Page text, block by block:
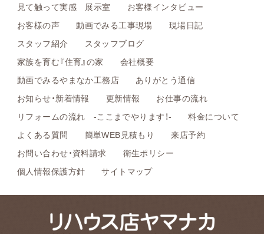
見て触って実感 展示室
お客様インタビュー
お客様の声
動画でみる工事現場
現場日記
スタッフ紹介
スタッフブログ
家族を育む『住育』の家
会社概要
動画でみるやまなか工務店
ありがとう通信
お知らせ・新着情報
更新情報
お仕事の流れ
リフォームの流れ -ここまでやります！-
料金について
よくある質問
簡単WEB見積もり
来店予約
お問い合わせ・資料請求
衛生ポリシー
個人情報保護方針
サイトマップ